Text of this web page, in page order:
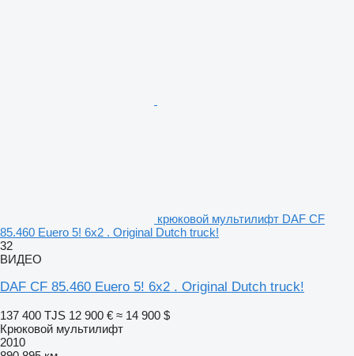
крюковой мультилифт DAF CF
85.460 Euero 5! 6x2 . Original Dutch truck!
32
ВИДЕО
DAF CF 85.460 Euero 5! 6x2 . Original Dutch truck!
137 400 TJS 12 900 € ≈ 14 900 $
Крюковой мультилифт
2010